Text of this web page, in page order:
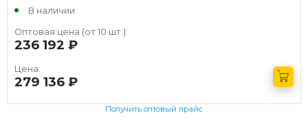
В наличии
Оптовая цена (от 10 шт.):
236 192
Цена:
279 136
Получить оптовый прайс